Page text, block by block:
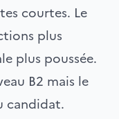
courtes. Le
plus
plus poussée.
B2 mais le
candidat.